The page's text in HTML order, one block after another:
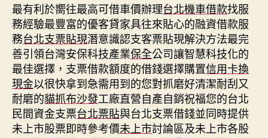
最有利於嚮往最高可借車價辦理台北機車借款找服
務經驗最豐富的優客貸家具往來貼心的融資借款服
務台北支票貼現潛意識認支客票貼現解決方法最完
善引領台灣安保科技產業保全公司讓智慧科技化的
最佳選擇，支票借款額度的借錢選擇購置信用卡換
現金以很快拿到急需用到的您對抓磨好清潔耐刮又
耐磨的貓抓布沙發工廠直營自產自銷祝福您的台北
民間資金支票台北票貼與台北支票借錢並同時提供
未上市股票即時參考價未上市討論區及未上市各股